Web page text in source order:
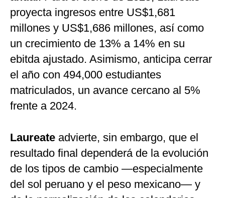
proyecta ingresos entre US$1,681
millones y US$1,686 millones, así como
un crecimiento de 13% a 14% en su
ebitda ajustado. Asimismo, anticipa cerrar
el año con 494,000 estudiantes
matriculados, un avance cercano al 5%
frente a 2024.
Laureate advierte, sin embargo, que el
resultado final dependerá de la evolución
de los tipos de cambio —especialmente
del sol peruano y el peso mexicano— y